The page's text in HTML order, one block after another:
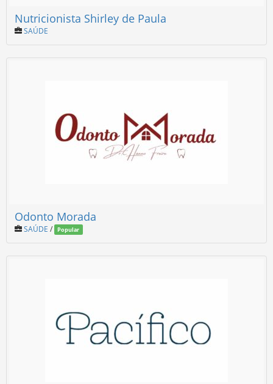
Nutricionista Shirley de Paula
SAÚDE
Odonto Morada
SAÚDE / Popular